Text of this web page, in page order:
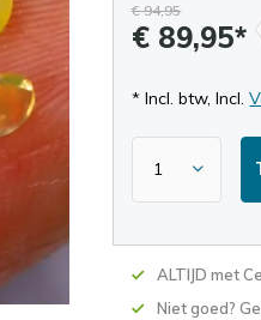
€ 94,95
€ 89,95*
* Incl. btw, Incl.
ALTIJD met
Niet goed?